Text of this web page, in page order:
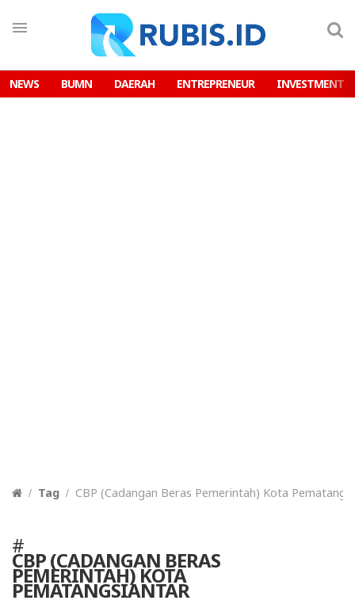
NEWS BUMN DAERAH ENTREPRENEUR INVESTMENT
Tag CBP (Cadangan Beras Pemerintah) Kota
#
CBP (CADANGAN BERAS
PEMERINTAH) KOTA
PEMATANGSIANTAR